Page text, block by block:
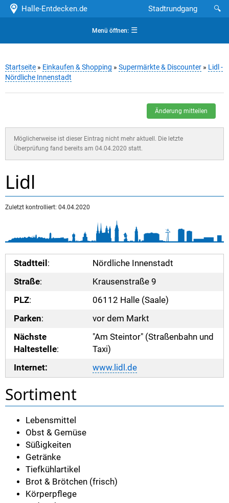
Halle-Entdecken.de 🔍
Stadtrundgang
Menü öffnen:☰
Startseite » Einkaufen & Shopping » Supermärkte & Discounter » Lidl -
Nördliche Innenstadt
Änderung mitteilen
Möglicherweise ist dieser Eintrag nicht mehr aktuell. Die letzte
Überprüfung fand bereits am 04.04.2020 statt.
Lidl
Zuletzt kontrolliert: 04.04.2020
Stadtteil :
Nördliche Innenstadt
Straße:
Krausenstraße 9
PLZ:
06112 Halle (Saale)
Parken:
vor dem Markt
Nächste
Haltestelle:
"Am Steintor" (Straßenbahn und
Taxi)
Internet:
www.lidl.de
Sortiment
Lebensmittel
Obst & Gemüse
Süßigkeiten
Getränke
Tiefkühlartikel
Brot & Brötchen (frisch)
Körperpflege